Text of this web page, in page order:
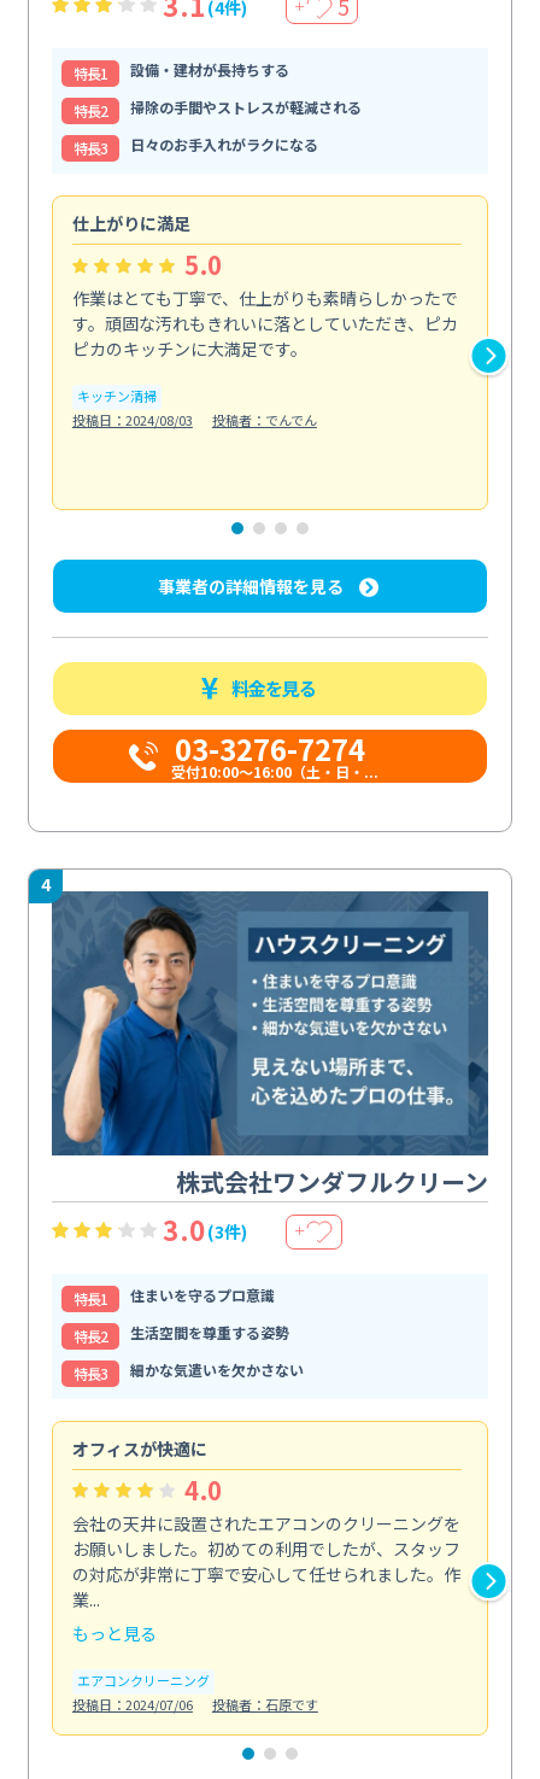
(4件) ＋ 5
特⻑1
設備・建材が長持ちする
特⻑2
掃除の手間やストレスが軽減される
特⻑3
日々のお手入れがラクになる
仕上がりに満足
5.0
作業はとても丁寧で、仕上がりも素晴らしかったで
す。頑固な汚れもきれいに落としていただき、ピカ
ピカのキッチンに大満足です。
キッチン清掃
投稿日：2024/08/03
投稿者：でんでん
事業者の詳細情報を見る
料金を見る
03-3276-7274
受付10:00〜16:00（土・日・...
4
株式会社ワンダフルクリーン
3.0(3件) ＋
特⻑1
住まいを守るプロ意識
特⻑2
生活空間を尊重する姿勢
特⻑3
細かな気遣いを欠かさない
オフィスが快適に
4.0
会社の天井に設置されたエアコンのクリーニングを
お願いしました。初めての利用でしたが、スタッフ
の対応が非常に丁寧で安心して任せられました。作
業...
もっと見る
エアコンクリーニング
投稿日：2024/07/06
投稿者：石原です